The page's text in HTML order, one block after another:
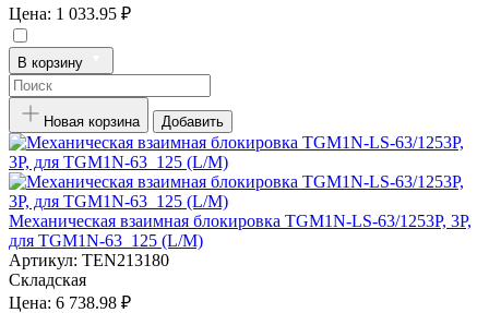
Цена: 1 033.95 ₽
В корзину
Новая корзина Добавить
Механическая взаимная блокировка TGM1N-LS-63/1253P, 3P,
для TGM1N-63_125 (L/M)
Артикул: TEN213180
Складская
Цена: 6 738.98 ₽